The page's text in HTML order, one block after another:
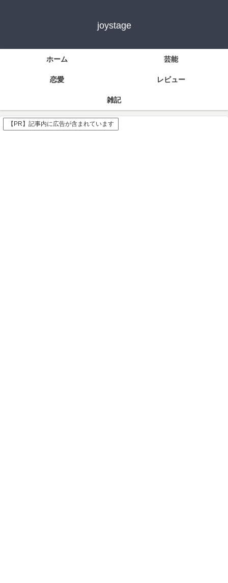
joystage
ホーム 芸能
恋愛 レビュー
雑記
【PR】記事内に広告が含まれています